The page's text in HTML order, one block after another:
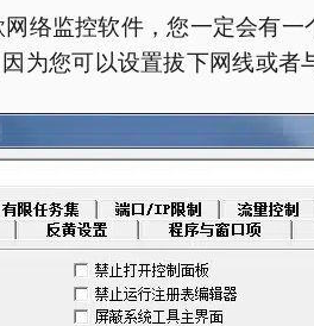
监控软件，您一定会有一
为您可以设置拔下网线或